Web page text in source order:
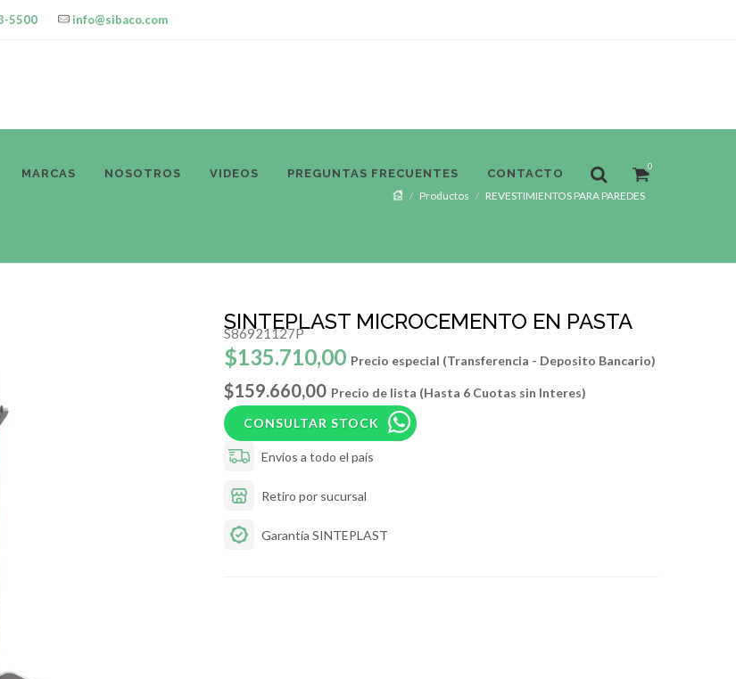
5500 info@sibaco.com
MARCAS NOSOTROS VIDEOS PREGUNTAS FRECUENTES CONTACTO
0
Productos REVESTIMIENTOS PARA PAREDES
SINTEPLAST MICROCEMENTO EN PASTA
S86921127P
$135.710,00 Precio especial (Transferencia - Deposito Bancario)
$159.660,00 Precio de lista (Hasta 6 Cuotas sin Interes)
CONSULTAR STOCK
Envíos a todo el país
Retiro por sucursal
Garantía SINTEPLAST